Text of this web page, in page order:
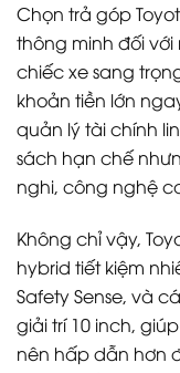
Chọn trả góp
thông minh đối
chiếc xe sang
khoản tiền lớn
quản lý tài chính
sách hạn chế
nghi, công nghệ
Không chỉ vậy,
hybrid tiết kiệm
Safety Sense, và
giải trí 10 inch,
nên hấp dẫn hơn